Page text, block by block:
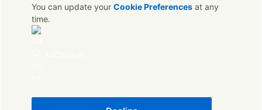
聯絡我們
You can update yourCookie Preferences at any
time.